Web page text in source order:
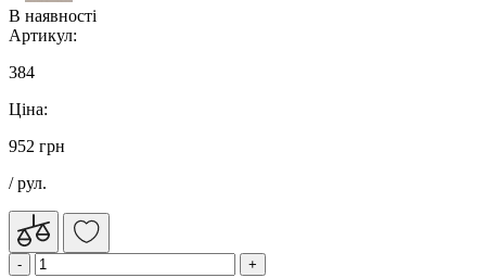
В наявності
Артикул:
384
Ціна:
952 грн
/ рул.